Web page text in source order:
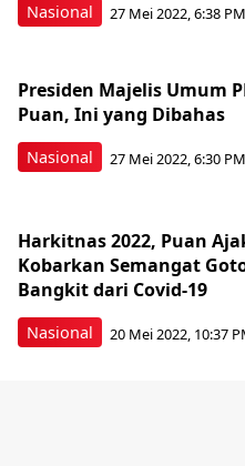
Nasional 27 Mei 2022, 6:38 PM
Nasional
Presiden Majelis Umum
Puan, Ini yang Dibahas
27 Mei 2022, 6:30 PM
Nasional
Harkitnas 2022, Puan
Kobarkan Semangat
Bangkit dari Covid-19
20 Mei 2022, 10:37